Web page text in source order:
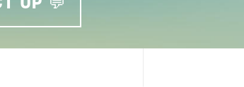
OP 💬